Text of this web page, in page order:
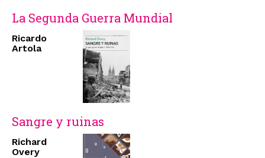
La Segunda Guerra Mundial
Ricardo
Artola
Sangre y ruinas
Richard
Overy